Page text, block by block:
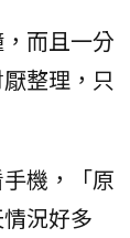
而且一分
整理，只
機，「原
況好多